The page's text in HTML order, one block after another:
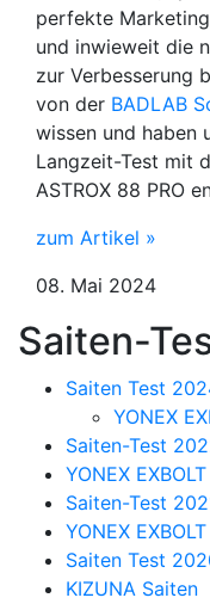
perfekte
und inwieweit die
zur Verbesserung
von der BADLAB
wissen und haben
Langzeit-Test mit
ASTROX 88 PRO
zum Artikel »
08. Mai 2024
Saiten-
Saiten Test
YONEX
Saiten-Test
YONEX
Saiten-Test
YONEX
Saiten Test
KIZUNA Saiten